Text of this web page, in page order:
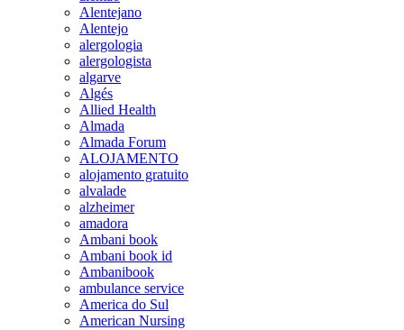
Alentejano
Alentejo
alergologia
alergologista
algarve
Algés
Allied Health
Almada
Almada Forum
ALOJAMENTO
alojamento gratuito
alvalade
alzheimer
amadora
Ambani book
Ambani book id
Ambanibook
ambulance service
America do Sul
American Nursing